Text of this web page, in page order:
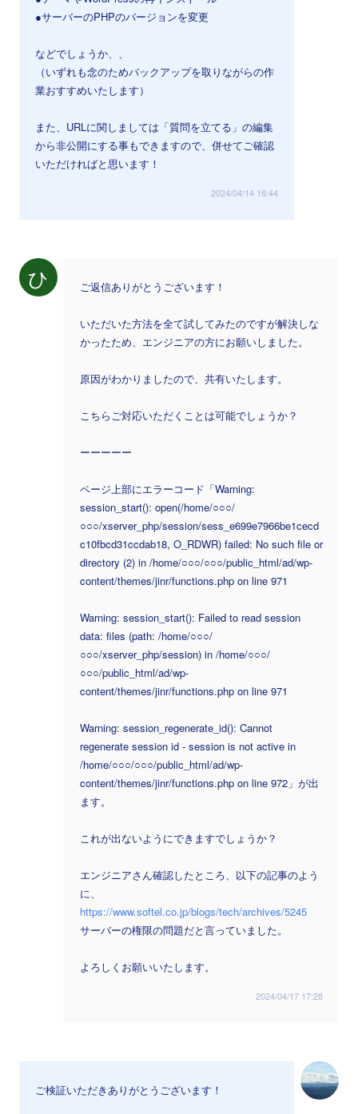
●サーバーのPHPのバージョンを変更
などでしょうか、、
（いずれも念のためバックアップを取りながらの作
業おすすめいたします）
また、URLに関しましては「質問を立てる」の編集
から非公開にする事もできますので、併せてご確認
いただければと思います！
2024/04/14 16:44
ひ ご返信ありがとうございます！
いただいた方法を全て試してみたのですが解決しな
かったため、エンジニアの方にお願いしました。
原因がわかりましたので、共有いたします。
こちらご対応いただくことは可能でしょうか？
ーーーーー
ページ上部にエラーコード「Warning:
session_start(): open(/home/○○○/
○○○/xserver_php/session/sess_e699e7966be1cecd
c10fbcd31ccdab18, O_RDWR) failed: No such file or
directory (2) in /home/○○○/○○○/public_html/ad/wp-
content/themes/jinr/functions.php on line 971
Warning: session_start(): Failed to read session
data: files (path: /home/○○○/
○○○/xserver_php/session) in /home/○○○/
○○○/public_html/ad/wp-
content/themes/jinr/functions.php on line 971
Warning: session_regenerate_id(): Cannot
regenerate session id - session is not active in
/home/○○○/○○○/public_html/ad/wp-
content/themes/jinr/functions.php on line 972」が出
ます。
これが出ないようにできますでしょうか？
エンジニアさん確認したところ、以下の記事のよう
に、
https://www.softel.co.jp/blogs/tech/archives/5245
サーバーの権限の問題だと言っていました。
よろしくお願いいたします。
2024/04/17 17:28
ご検証いただきありがとうございます！